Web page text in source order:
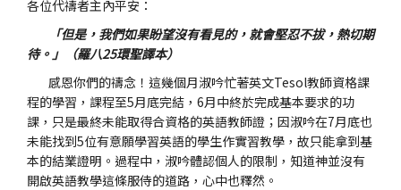
各位代禱者主內平安：
「但是，我們如果盼望沒有看見的，就會堅忍不拔，熱切期
待。」（羅八25環聖譯本）
感恩你們的禱念！這幾個月淑吟忙著英文Tesol教師資格課
程的學習，課程至5月底完結，6月中終於完成基本要求的功
課，只是最終未能取得合資格的英語教師證；因淑吟在7月底也
未能找到5位有意願學習英語的學生作實習教學，故只能拿到基
本的結業證明。過程中，淑吟體認個人的限制，知道神並沒有
開啟英語教學這條服侍的道路，心中也釋然。